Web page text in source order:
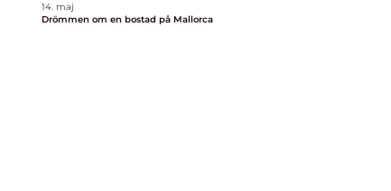
14. maj
Drömmen om en bostad på Mallorca